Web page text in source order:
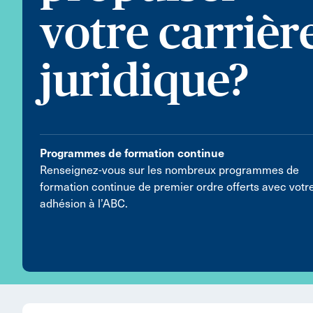
votre
juridique?
Programmes de formation continue
Renseignez-vous sur les nombreux programmes de
formation continue de premier ordre offerts avec
adhésion à l’ABC.